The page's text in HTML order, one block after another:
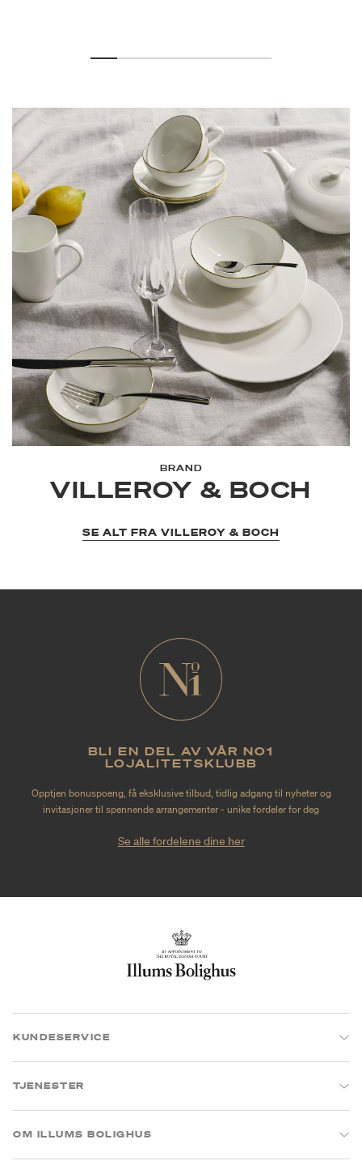
BRAND
VILLEROY & BOCH
SE ALT FRA VILLEROY & BOCH
BLI EN DEL AV VÅR NO1
LOJALITETSKLUBB
Opptjen bonuspoeng, få eksklusive tilbud, tidlig adgang til nyheter og
invitasjoner til spennende arrangementer - unike fordeler for deg
Se alle fordelene dine her
KUNDESERVICE
TJENESTER
OM ILLUMS BOLIGHUS